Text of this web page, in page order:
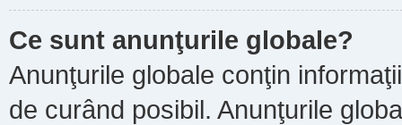
Ce sunt anunţurile globale?
Anunţurile globale conţin
de curând posibil. Anunţurile